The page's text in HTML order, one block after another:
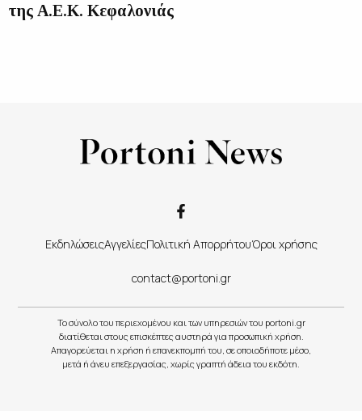
της Α.Ε.Κ. Κεφαλονιάς
ΕκδηλώσειςΑγγελίεςΠολιτική ΑπορρήτουΌροι χρήσης
contact@portoni.gr
Το σύνολο του περιεχομένου και των υπηρεσιών του portoni.gr
διατίθεται στους επισκέπτες αυστηρά για προσωπική χρήση.
Απαγορεύεται η χρήση ή επανεκπομπή του, σε οποιοδήποτε μέσο,
μετά ή άνευ επεξεργασίας, χωρίς γραπτή άδεια του εκδότη.